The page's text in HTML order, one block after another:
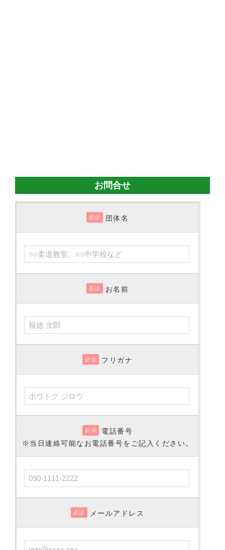
お問合せ
必須 団体名
必須 お名前
必須 フリガナ
必須
電話番号
※当日連絡可能なお電話番号をご記入ください。
必須 メールアドレス